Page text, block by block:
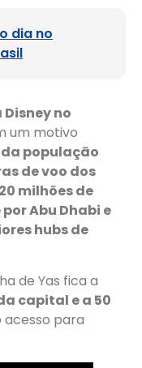
dia no
no
um motivo
população
de voo dos
milhões de
Abu Dhabi e
hubs de
de Yas fica a
capital e a 50
acesso para